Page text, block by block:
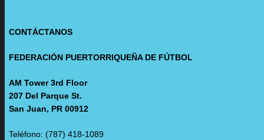
CONTÁCTANOS
FEDERACIÓN PUERTORRIQUEÑA DE FÚTBOL
AM Tower 3rd Floor
207 Del Parque St.
San Juan, PR 00912
Teléfono: (787) 418-1089